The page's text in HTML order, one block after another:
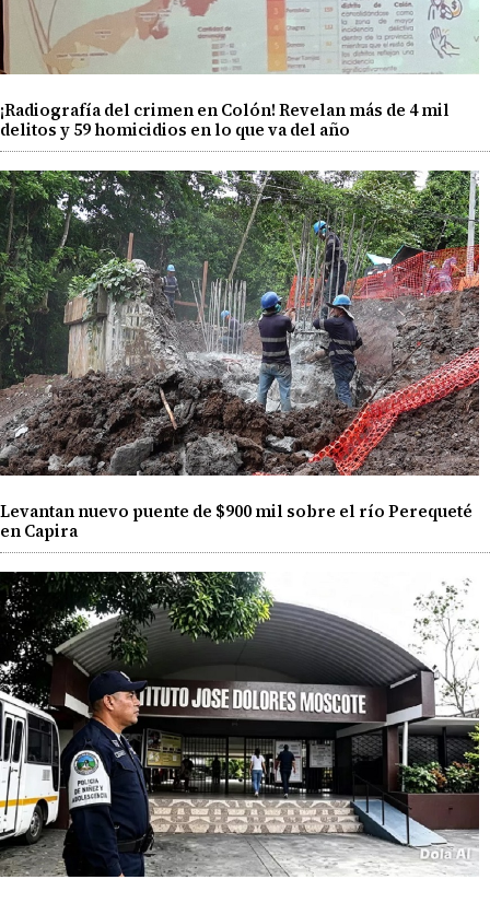
¡Radiografía del crimen en Colón! Revelan más de 4 mil
delitos y 59 homicidios en lo que va del año
Levantan nuevo puente de $900 mil sobre el río Perequeté
en Capira